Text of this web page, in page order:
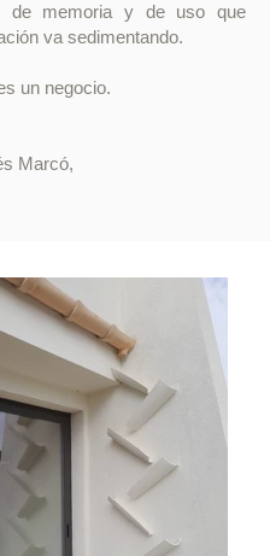
de memoria y de uso que
va sedimentando.
un negocio.
Marcó,